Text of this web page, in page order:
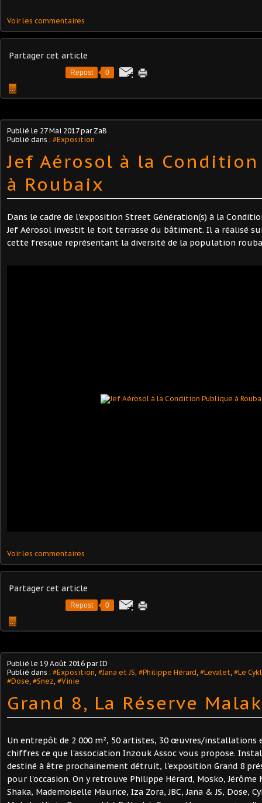
Voir les commentaires
Partager cet article
Repost 0
…
Publié le 27 Mai 2017par ZaB
Publié dans : #Exposition
Jef Aérosol à la
à Roubaix
Dans le cadre de l'exposition Street Génération(s) à la
Jef Aérosol investit le toit terrasse du bâtiment. Il a réalisé
cette fresque représentant la diversité de la population
Voir les commentaires
Partager cet article
Repost 0
…
Publié le 19 Août 2016 par ID
Publié dans : #Exposition #Jana et JS #Philippe Hérard #Levalet #Le
#Dose #Snez #Vinie
Grand 8, La Réserve
Un entrepôt de 2 000 m², 50 artistes, 30 œuvres/installations
chiffres ce que l'association Inzouk Assoc vous propose.
destiné à être prochainement détruit, l'exposition Grand 8
pour l'occasion. On y retrouve Philippe Hérard, Mosko, Jérôme
Shaka, Mademoiselle Maurice, Iza Zora, JBC, Jana & JS, Dose,